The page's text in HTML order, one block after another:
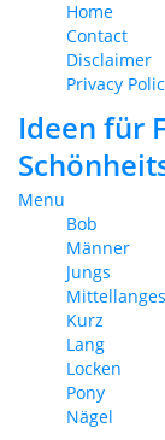
Home
Contact
Disclaimer
Privacy
Ideen für
Menu
Bob
Männer
Jungs
Mittellanges
Kurz
Lang
Locken
Pony
Nägel